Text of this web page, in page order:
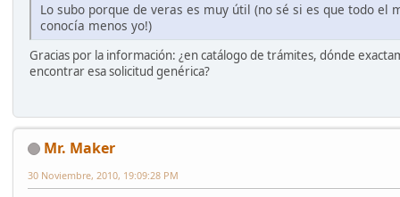
Lo subo porque de veras es muy útil (no sé si es que todo el
conocía menos yo!)
Gracias por la información: ¿en catálogo de trámites, dónde
encontrar esa solicitud genérica?
Mr. Maker
30 Noviembre, 2010, 19:09:28 PM